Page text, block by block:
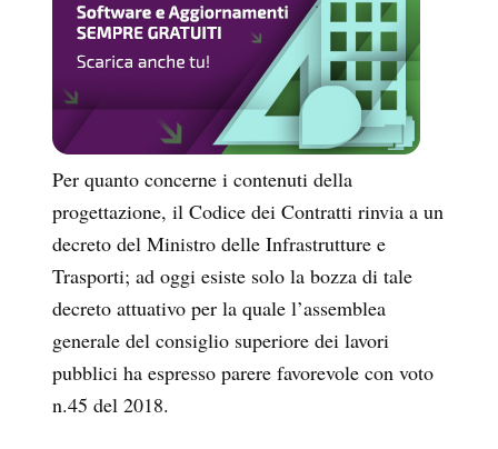
Per quanto concerne i contenuti della
progettazione, il Codice dei Contratti rinvia a un
decreto del Ministro delle Infrastrutture e
Trasporti; ad oggi esiste solo la bozza di tale
decreto attuativo per la quale l’assemblea
generale del consiglio superiore dei lavori
pubblici ha espresso parere favorevole con voto
n.45 del 2018.